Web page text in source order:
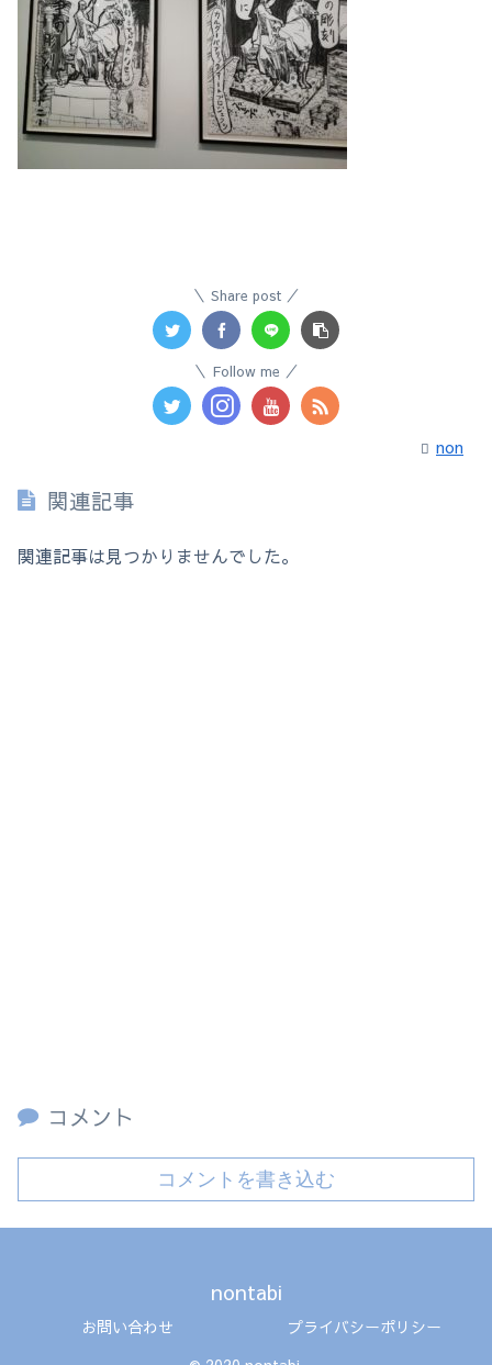
Share post
Follow me
non
関連記事
関連記事は見つかりませんでした。
コメント
コメントを書き込む
nontabi
お問い合わせ
プライバシーポリシー